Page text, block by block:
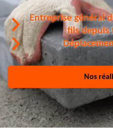
Entreprise général
fils depuis
Nos